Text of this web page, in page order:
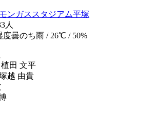
ンガススタジアム平塚
人
度曇のち雨 / 26℃ / 50%
田 文平
越 由貴